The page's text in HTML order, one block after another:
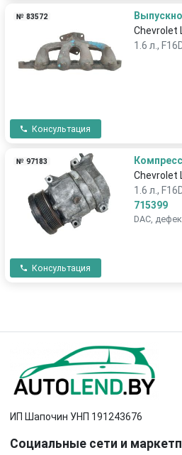
№ 83572
Chevrolet
1.6 л.,
Консультация
№ 97183
Chevrolet
1.6 л.,
715399
DAC,
Консультация
ИП Шапочин УНП 191243676
Социальные сети и